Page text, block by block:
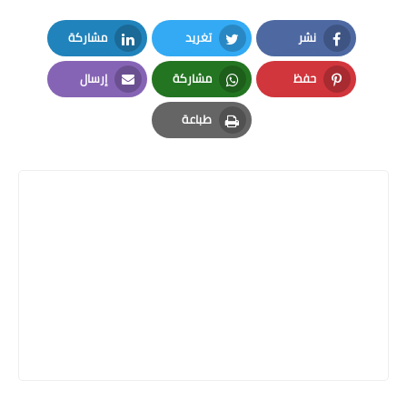
نشر
Facebook
تغريد
Twitter
مشاركة
LinkedIn
حفظ
Pinterest
مشاركة
Whatsapp
إرسال
Email
طباعة
Print